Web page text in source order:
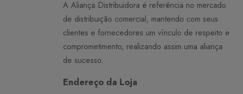
A Aliança Distribuidora é referência no mercado
de distribuição comercial, mantendo com seus
clientes e fornecedores um vínculo de respeito e
comprometimento, realizando assim uma aliança
de sucesso.
Endereço da Loja